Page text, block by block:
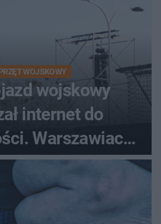
WOJSKOWY
wojskowy
internet do
Warszawiacy
to Mad Max!